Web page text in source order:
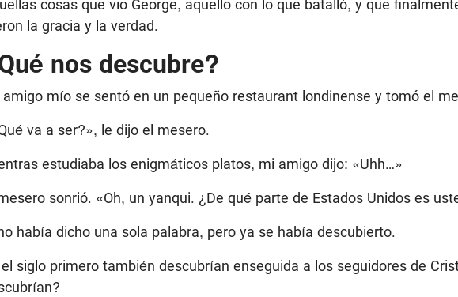
cosas que vio George, aquello con lo que batalló, y que
la gracia y la verdad.
nos descubre?
amigo mío se sentó en un pequeño restaurant londinense y tomó el
va a ser?», le dijo el mesero.
estudiaba los enigmáticos platos, mi amigo dijo: «Uhh…»
sonrió. «Oh, un yanqui. ¿De qué parte de Estados Unidos es
había dicho una sola palabra, pero ya se había descubierto.
el siglo primero también descubrían enseguida a los seguidores de